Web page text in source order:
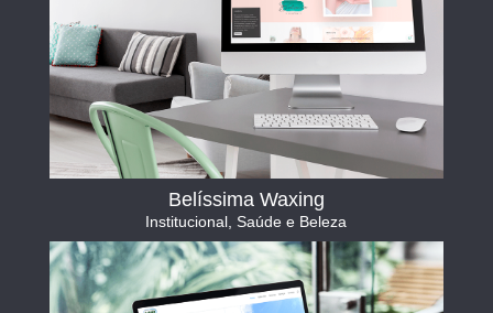
Belíssima Waxing
Institucional Saúde e Beleza